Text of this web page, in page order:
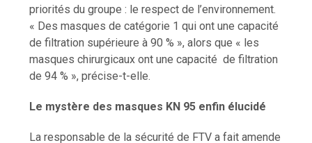
priorités du groupe : le respect de l’environnement.
« Des masques de catégorie 1 qui ont une capacité
de filtration supérieure à 90 % », alors que « les
masques chirurgicaux ont une capacité de filtration
de 94 % », précise-t-elle.
Le mystère des masques KN 95 enfin élucidé
La responsable de la sécurité de FTV a fait amende